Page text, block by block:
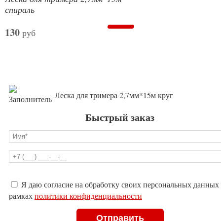
спираль
130 руб
Леска для тримера 2,7мм*15м круг
Быстрый заказ
это
поле
Я даю согласие на обработку своих персональных данных
рамкахполитики конфиденциальности